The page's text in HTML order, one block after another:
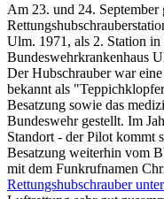
Am 23. und 24.
Ulm. 1971, als 2. Station
Bundeswehrkrankenhaus
Der Hubschrauber war
bekannt als
Besatzung sowie das
Bundes­wehr gestellt. Im
Standort - der Pilot kommt
Besatzung weiterhin vom
mit dem Funk­rufnamen
Rettungs­hubschrauber